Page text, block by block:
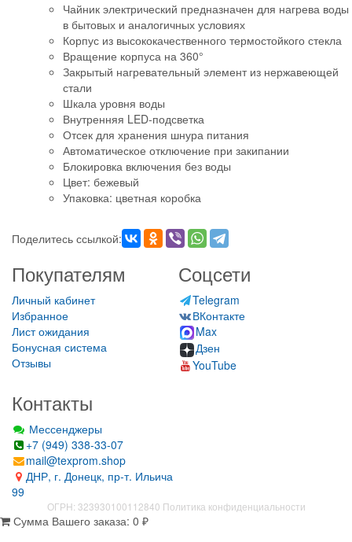
Чайник электрический предназначен для нагрева воды
в бытовых и аналогичных условиях
Корпус из высококачественного термостойкого стекла
Вращение корпуса на 360°
Закрытый нагревательный элемент из нержавеющей
стали
Шкала уровня воды
Внутренняя LED-подсветка
Отсек для хранения шнура питания
Автоматическое отключение при закипании
Блокировка включения без воды
Цвет: бежевый
Упаковка: цветная коробка
Поделитесь ссылкой:
Покупателям
Личный кабинет
Избранное
Лист ожидания
Бонусная система
Отзывы
Соцсети
Telegram
ВКонтакте
Max
Дзен
YouTube
Контакты
Мессенджеры
+7 (949) 338-33-07
mail@texprom.shop
ДНР, г. Донецк, пр-т. Ильича
99
ОГРН: 323930100112840 Политика конфиденциальности
Сумма Вашего заказа: 0 ₽